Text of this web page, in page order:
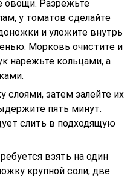
овощи. Разрежьте
у томатов сделайте
и уложите внутрь
Морковь очистите и
нарежьте кольцами, а
слоями, затем залейте их
пять минут.
слить в подходящую
взять на один
крупной соли, две